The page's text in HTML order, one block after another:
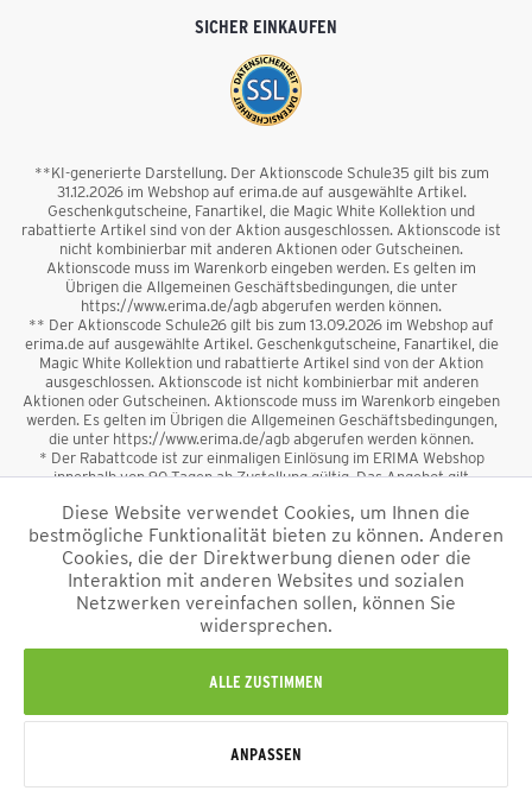
SICHER EINKAUFEN
**KI-generierte Darstellung. Der Aktionscode Schule35 gilt bis zum
31.12.2026 im Webshop auf erima.de auf ausgewählte Artikel.
Geschenkgutscheine, Fanartikel, die Magic White Kollektion und
rabattierte Artikel sind von der Aktion ausgeschlossen. Aktionscode ist
nicht kombinierbar mit anderen Aktionen oder Gutscheinen.
Aktionscode muss im Warenkorb eingeben werden. Es gelten im
Übrigen die Allgemeinen Geschäftsbedingungen, die unter
https://www.erima.de/agb abgerufen werden können.
** Der Aktionscode Schule26 gilt bis zum 13.09.2026 im Webshop auf
erima.de auf ausgewählte Artikel. Geschenkgutscheine, Fanartikel, die
Magic White Kollektion und rabattierte Artikel sind von der Aktion
ausgeschlossen. Aktionscode ist nicht kombinierbar mit anderen
Aktionen oder Gutscheinen. Aktionscode muss im Warenkorb eingeben
werden. Es gelten im Übrigen die Allgemeinen Geschäftsbedingungen,
die unter https://www.erima.de/agb abgerufen werden können.
* Der Rabattcode ist zur einmaligen Einlösung im ERIMA Webshop
innerhalb von 90 Tagen ab Zustellung gültig. Das Angebot gilt
sowie Geschenkgutscheine sind vom Rabatt ausgeschlossen. Der
Rabattcode ist nicht mit anderen Aktionen oder Gutscheinen
kombinierbar. Der Mindestbestellwert beträgt 50 €
*Alle Preise verstehen sich inkl. Mehrwertsteuer und zzgl.
und ggf. Nachnahmegebühren, wenn nicht anders
beschrieben.
Alle Rechte vorbehalten © 2026
Diese Website verwendet Cookies, um Ihnen die
bestmögliche Funktionalität bieten zu können. Anderen
Cookies, die der Direktwerbung dienen oder die
Interaktion mit anderen Websites und sozialen
Netzwerken vereinfachen sollen, können Sie
widersprechen.